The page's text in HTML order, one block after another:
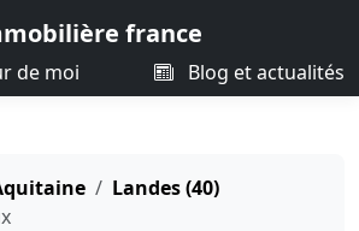
france
de moi Blog et actualités
Landes (40)